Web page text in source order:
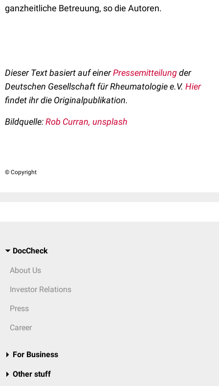
ganzheitliche Betreuung, so die Autoren.
Dieser Text basiert auf einerPressemitteilungder
Deutschen Gesellschaft für Rheumatologie e.V. Hier
findet ihr die Originalpublikation.
Bildquelle:Rob Curran, unsplash
© Copyright
DocCheck
About Us
Investor Relations
Press
Career
For Business
Other stuff